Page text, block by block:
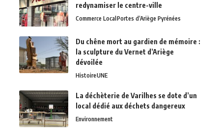
redynamiser le centre-ville
Commerce LocalPortes d’Ariège Pyrénées
Du chêne mort au gardien de mémoire :
la sculpture du Vernet d’Ariège
dévoilée
HistoireUNE
La déchèterie de Varilhes se dote d’un
local dédié aux déchets dangereux
Environnement